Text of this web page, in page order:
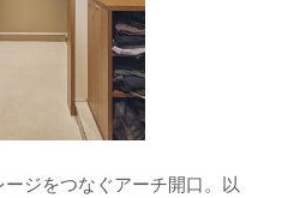
ジをつなぐアーチ開口。以